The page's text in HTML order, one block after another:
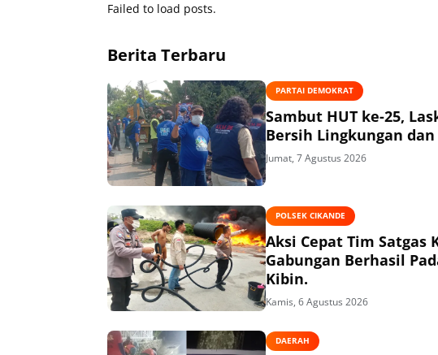
Failed to load posts.
Berita Terbaru
PARTAI DEMOKRAT
Sambut HUT ke-25,
Bersih Lingkungan
Jumat, 7 Agustus 2026
POLSEK CIKANDE
Aksi Cepat Tim Satgas
Gabungan Berhasil
Kibin.
Kamis, 6 Agustus 2026
DAERAH